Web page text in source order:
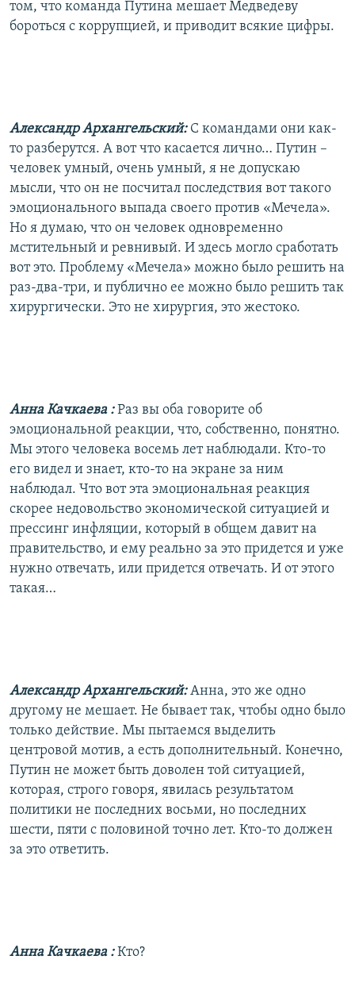
том, что команда Путина мешает Медведеву
бороться с коррупцией, и приводит всякие цифры.
Александр Архангельский: С командами они как-
то разберутся. А вот что касается лично… Путин –
человек умный, очень умный, я не допускаю
мысли, что он не посчитал последствия вот такого
эмоционального выпада своего против «Мечела».
Но я думаю, что он человек одновременно
мстительный и ревнивый. И здесь могло сработать
вот это. Проблему «Мечела» можно было решить на
раз-два-три, и публично ее можно было решить так
хирургически. Это не хирургия, это жестоко.
Анна Качкаева : Раз вы оба говорите об
эмоциональной реакции, что, собственно, понятно.
Мы этого человека восемь лет наблюдали. Кто-то
его видел и знает, кто-то на экране за ним
наблюдал. Что вот эта эмоциональная реакция
скорее недовольство экономической ситуацией и
прессинг инфляции, который в общем давит на
правительство, и ему реально за это придется и уже
нужно отвечать, или придется отвечать. И от этого
такая…
Александр Архангельский:Анна, это же одно
другому не мешает. Не бывает так, чтобы одно было
только действие. Мы пытаемся выделить
центровой мотив, а есть дополнительный. Конечно,
Путин не может быть доволен той ситуацией,
которая, строго говоря, явилась результатом
политики не последних восьми, но последних
шести, пяти с половиной точно лет. Кто-то должен
за это ответить.
Анна Качкаева : Кто?